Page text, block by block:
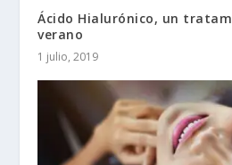
Ácido Hialurónico, un
verano
1 julio, 2019